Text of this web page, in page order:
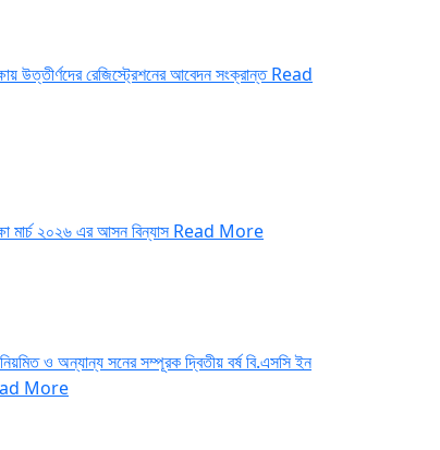
উত্তীর্ণদের রেজিস্ট্রেশনের আবেদন সংক্রান্তRead
মার্চ ২০২৬ এর আসন বিন্যাসRead More
ও অন্যান্য সনের সম্পূরক দ্বিতীয় বর্ষ বি.এসসি ইন
More